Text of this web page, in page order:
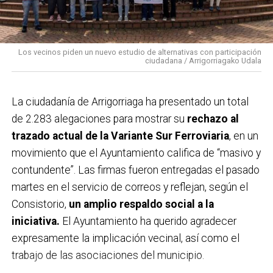
urbano del municipio.
Los vecinos piden un nuevo estudio de alternativas con participación
ciudadana / Arrigorriagako Udala
La ciudadanía de Arrigorriaga ha presentado un total
de 2.283 alegaciones para mostrar su rechazo al
trazado actual de la Variante Sur Ferroviaria, en un
movimiento que el Ayuntamiento califica de “masivo y
contundente”. Las firmas fueron entregadas el pasado
martes en el servicio de correos y reflejan, según el
Consistorio, un amplio respaldo social a la
iniciativa. El Ayuntamiento ha querido agradecer
expresamente la implicación vecinal, así como el
trabajo de las asociaciones del municipio.